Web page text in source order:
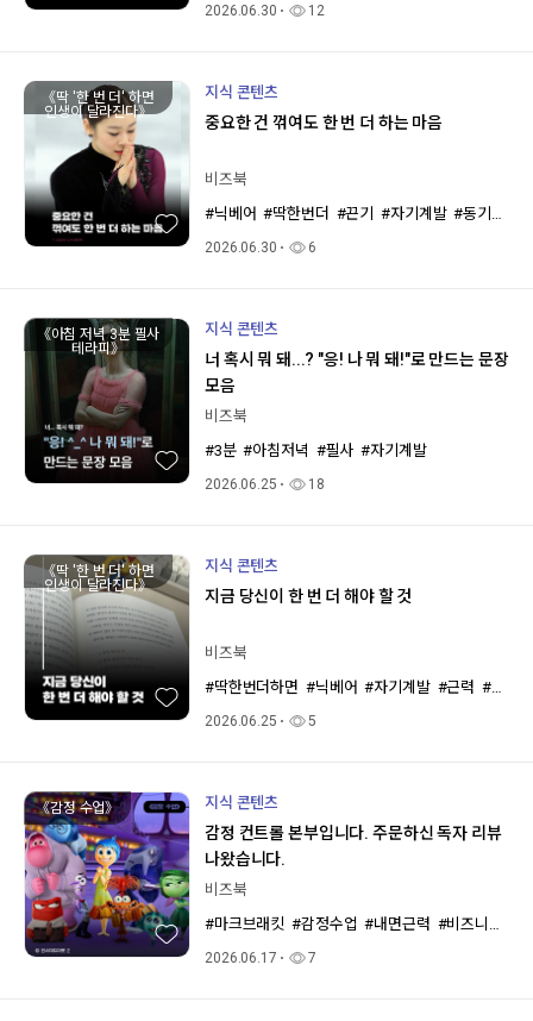
2026.06.30 12
《딱 '한 번 더' 하면
인생이 달라진다》
지식 콘텐츠
중요한 건 꺾여도 한 번 더 하는 마음
비즈북
#닉베어 #딱한번더 #끈기 #자기계발 #동기부여
2026.06.30 6
《아침 저녁 3분 필사
테라피》
지식 콘텐츠
너 혹시 뭐 돼...? "응! 나 뭐 돼!"로 만드는 문장
모음
비즈북
#3분 #아침저녁 #필사 #자기계발
2026.06.25 18
《딱 '한 번 더' 하면
인생이 달라진다》
지식 콘텐츠
지금 당신이 한 번 더 해야 할 것
비즈북
#딱한번더하면 #닉베어 #자기계발 #근력 #근성
2026.06.25 5
《감정 수업》 지식 콘텐츠
감정 컨트롤 본부입니다. 주문하신 독자 리뷰
나왔습니다.
비즈북
#마크브래킷 #감정수업 #내면근력 #비즈니스북스
2026.06.17 7